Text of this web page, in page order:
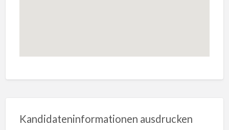
Kandidateninformationen ausdrucken